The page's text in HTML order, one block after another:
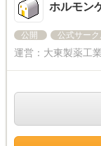
ホルモン
公開 公式サー
運営： 大東製薬工